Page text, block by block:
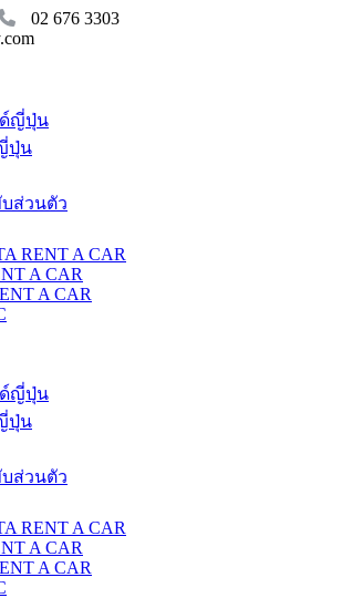
02 676 3303
ญี่ปุ่น
ปุ่น
ส่วนตัว
RENT A CAR
A CAR
A CAR
ญี่ปุ่น
ปุ่น
ส่วนตัว
RENT A CAR
A CAR
A CAR